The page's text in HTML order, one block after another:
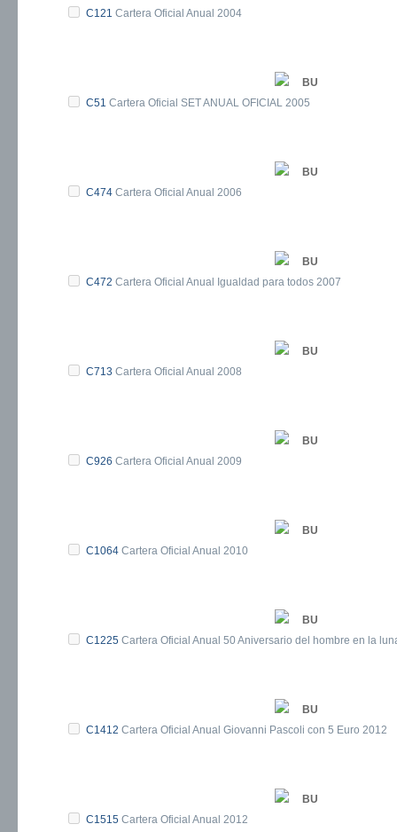
C121 Cartera Oficial Anual 2004
BU
C51 Cartera Oficial SET ANUAL OFICIAL 2005
BU
C474 Cartera Oficial Anual 2006
BU
C472 Cartera Oficial Anual Igualdad para todos 2007
BU
C713 Cartera Oficial Anual 2008
BU
C926 Cartera Oficial Anual 2009
BU
C1064 Cartera Oficial Anual 2010
BU
C1225 Cartera Oficial Anual 50 Aniversario del hombre en la
BU
C1412 Cartera Oficial Anual Giovanni Pascoli con 5 Euro 2012
BU
C1515 Cartera Oficial Anual 2012